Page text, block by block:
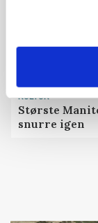
KULTUR
Største
snurre igen